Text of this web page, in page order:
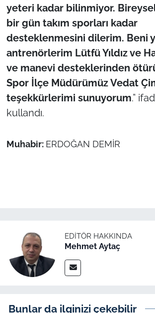
yeteri kadar bilinmiyor.
bir gün takım sporları kadar
desteklenmesini dilerim. Beni
antrenörlerim Lütfü Yıldız ve
ve manevi desteklerinden
Spor İlçe Müdürümüz Vedat
teşekkürlerimi sunuyorum.”
kullandı.
Muhabir: ERDOĞAN DEMİR
EDITÖR HAKKINDA
Mehmet Aytaç
Bunlar da ilginizi çekebilir
Flaş Haber
Dış Haberler
Magazin
İş Dünyası
Bilim Teknoloji
English News
Gündem-Eğitim